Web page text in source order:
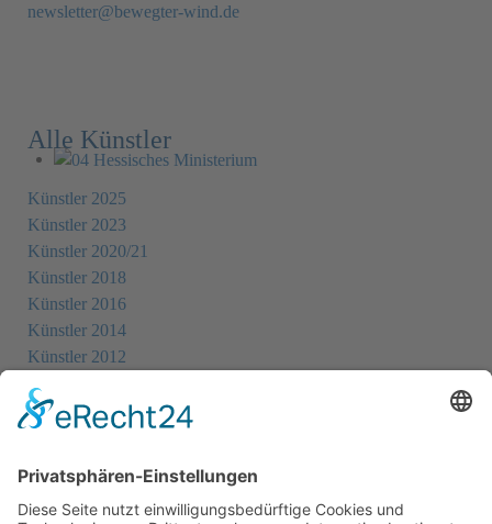
newsletter@bewegter-wind.de
Alle Künstler
Künstler 2025
Künstler 2023
Künstler 2020/21
Künstler 2018
Künstler 2016
Künstler 2014
Künstler 2012
Künstler 2008
Künstler 2004